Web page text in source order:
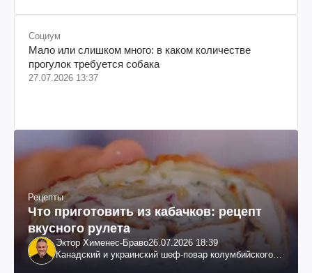
Социум
Мало или слишком много: в каком количестве
прогулок требуется собака
27.07.2026 13:37
Рецепты
Что приготовить из кабачков: рецепт
вкусного рулета
Эктор Хименес-Браво26.07.2026 18:39
Канадский и украинский шеф-повар колумбийского